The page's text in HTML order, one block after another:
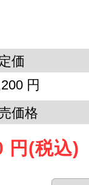
価
円
価格
円 (税込)